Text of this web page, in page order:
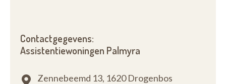
Contactgegevens:
Assistentiewoningen Palmyra
Zennebeemd 13, 1620 Drogenbos